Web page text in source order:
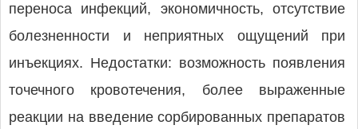
переноса инфекций, экономичность, отсутствие
болезненности и неприятных ощущений при
инъекциях. Недостатки: возможность появления
точечного кровотечения, более выраженные
реакции на введение сорбированных препаратов